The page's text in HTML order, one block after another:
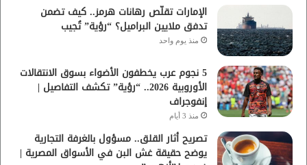
الإمارات تقلّص رهانات هرمز.. كيف تضمن
تدفق ملايين البراميل؟ “رؤية” تُجيب
منذ يوم واحد
5 نجوم عرب يخطفون الأضواء بسوق الانتقالات
الأوروبية 2026.. “رؤية” تكشف التفاصيل |
إنفوجراف
منذ 3 أيام
تصريح أثار القلق.. مسؤول بالغرفة التجارية
يوضح حقيقة غش البن في الأسواق المصرية |